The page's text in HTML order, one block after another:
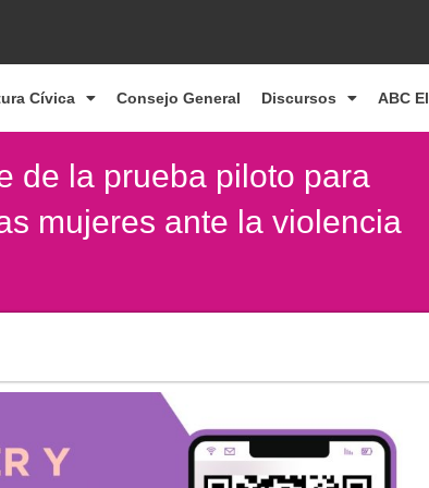
Cívica Consejo General Discursos ABC
de la prueba piloto para
mujeres ante la violencia